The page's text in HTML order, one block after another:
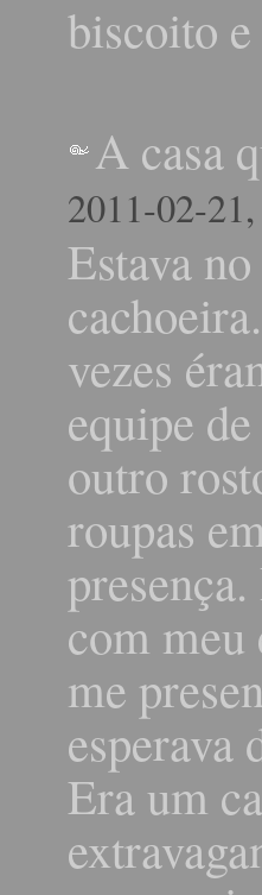
biscoito
A casa
2011-02-
Estava
vezes
equipe
outro
roupas
com meu
me
esperava
Era um